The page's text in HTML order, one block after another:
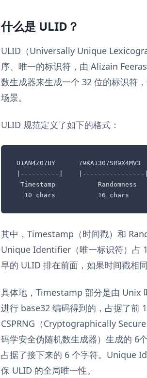
什么是 ULID？
ULID（Universally Unique
序、唯一的标识符，由 Alizain
数生成器来生成一个 32 位的标识符
场景。
ULID 规范定义了如下的格式：
01AN4Z07BY      79KA1307SR9X4MV3
|----------|    |----------------|
Timestamp           Randomness
  10 chars           16 chars
其中，Timestamp（时间戳）和
Unique Identifier（唯一标识符）占
早的 ULID 排在前面，如果时间戳相
具体地，Timestamp 部分是由 Unix
进行 base32 编码得到的，占据了前
CSPRNG（Cryptographically
码学安全伪随机数生成器）生成的 6
占据了接下来的 6 个字符。Unique
保 ULID 的全局唯一性。